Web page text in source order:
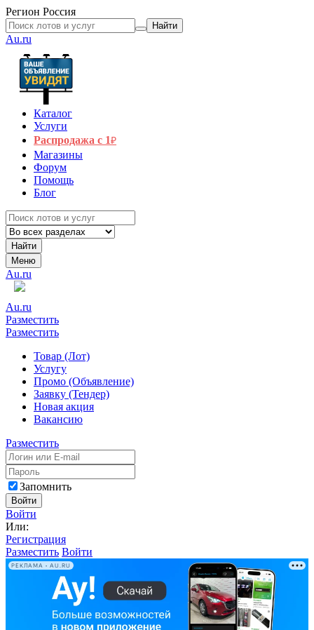
Регион Россия
Найти
Au.ru
Каталог
Услуги
Распродажа с 1₽
Магазины
Форум
Помощь
Блог
Найти
Меню
Au.ru
Au.ru
Разместить
Разместить
Товар (Лот)
Услугу
Промо (Объявление)
Заявку (Тендер)
Новая акция
Вакансию
Разместить
Запомнить
Войти
Войти
Или:
Регистрация
Разместить Войти
РЕКЛАМА • AU.RU